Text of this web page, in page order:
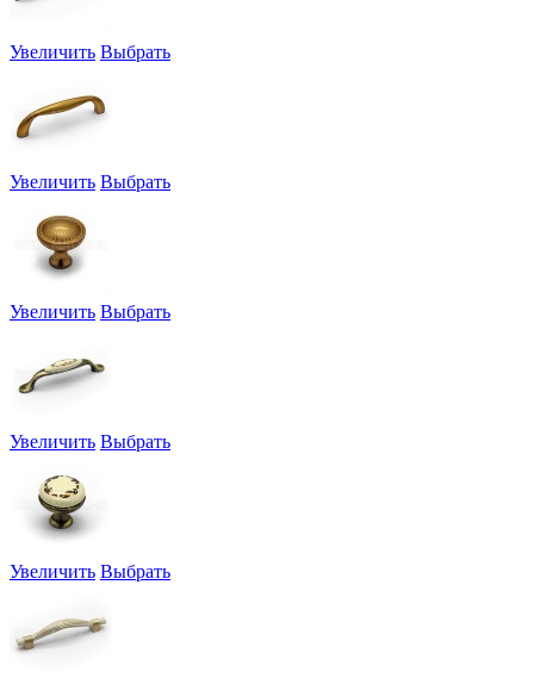
Увеличить Выбрать
Увеличить Выбрать
Увеличить Выбрать
Увеличить Выбрать
Увеличить Выбрать